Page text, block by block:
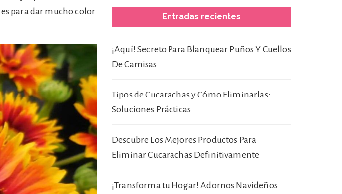
para dar mucho color
Entradas recientes
¡Aquí! Secreto Para Blanquear Puños Y Cuellos
De Camisas
Tipos de Cucarachas y Cómo Eliminarlas:
Soluciones Prácticas
Descubre Los Mejores Productos Para
Eliminar Cucarachas Definitivamente
¡Transforma tu Hogar! Adornos Navideños